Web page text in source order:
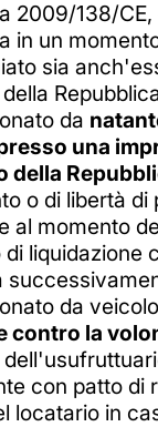
2009/138/
in un
sia
da
una
della
o di libertà di
al momento
liquidazione
da veicolo
contro la
con patto di
locatario in